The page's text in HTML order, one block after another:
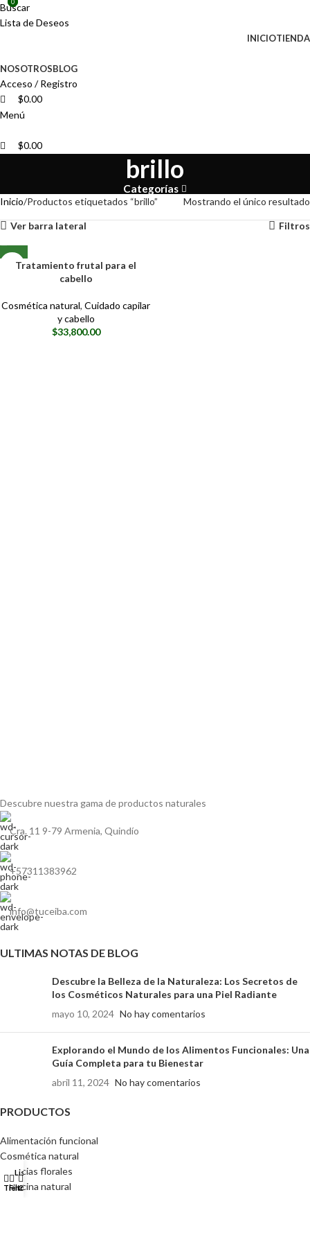
Buscar
Lista de Deseos
INICIOTIENDA
NOSOTROSBLOG
Acceso / Registro
0
$0.00
Menú
0
$0.00
brillo
Categorías
Inicio Productos etiquetados “brillo” Mostrando el único resultado
Ver barra lateral Filtros
Tratamiento frutal para el
cabello
Cosmética natural, Cuidado capilar
y cabello
$33,800.00
Descubre nuestra gama deproductos naturales
Cra. 11 9-79 Armenia, Quindío
+57311383962
info@tuceiba.com
ULTIMAS NOTAS DE BLOG
Descubre la Belleza de la Naturaleza: Los Secretos de
los Cosméticos Naturales para una Piel Radiante
mayo 10, 2024 No hay comentarios
Explorando el Mundo de los Alimentos Funcionales: Una
Guía Completa para tu Bienestar
abril 11, 2024 No hay comentarios
PRODUCTOS
Alimentación funcional
Cosmética natural
Esencias florales
Medicina natural
Tienda
Filtros
Lista de deseos
0
Carrito
Mi cuenta